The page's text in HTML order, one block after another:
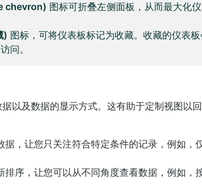
chevron) 图标可折叠左侧面板，从而最大化
) 图标，可将仪表板标记为收藏。收藏的仪表
问。
以及数据的显示方式。这有助于定制视图以
，让您只关注符合特定条件的记录，例如，
排序，让您可以从不同角度查看数据，例如，